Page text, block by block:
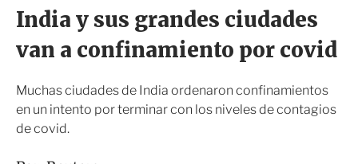
r
S
ó
s
i
India y sus grandes ciudades
van a confinamiento por covid
Muchas ciudades de India ordenaron confinamientos
en un intento por terminar con los niveles de contagios
de covid.